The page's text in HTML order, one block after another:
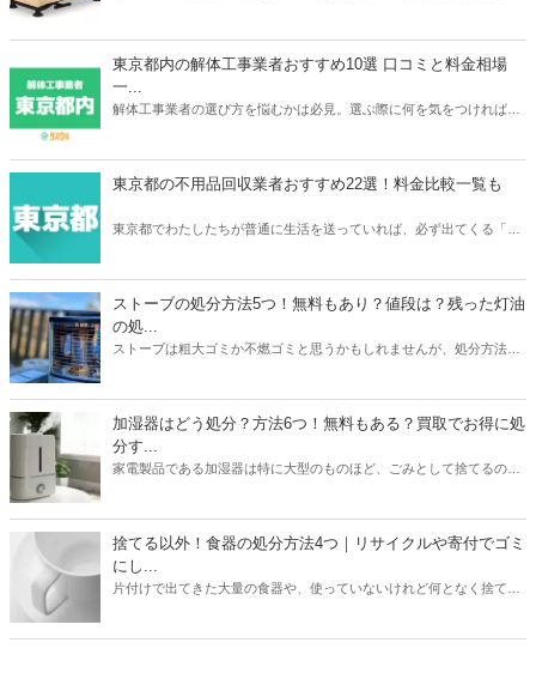
相場や、おすすめの買取業者3つを紹介。リサイクルショップでの査
らいで売れるのか？確認してみてください。
東京都内の解体工事業者おすすめ10選 口コミと料金相場
一...
解体工事業者の選び方を悩むかは必見。選ぶ際に何を気をつければ良
で、しっかりと慎重に選べるよう準備しましょう。
東京都の不用品回収業者おすすめ22選！料金比較一覧も
東京都でわたしたちが普通に生活を送っていれば、必ず出てくる「不
を選ぶことで、不用品を便利でお得に処分をすることができますよ。
ストーブの処分方法5つ！無料もあり？値段は？残った灯油
の処...
ストーブは粗大ゴミか不燃ゴミと思うかもしれませんが、処分方法は
ます。また灯油の残りの処分方法も解説。ストーブと同時に処分して
おくと忘れずにすみますよ。本記事を読んであなたの家のストーブの
メーカーや状態に合わせた最もお得な処分方法を見つけましょう。
加湿器はどう処分？方法6つ！無料もある？買取でお得に処
分す...
家電製品である加湿器は特に大型のものほど、ごみとして捨てるのは
のか？ヤマダ電機などの家電量販店で引き取りはあるのか？なども解
説しています。お持ちの加湿器のメーカーや状態に合わせて、最もお
得に加湿器を処分する方法を見つけましょう。
捨てる以外！食器の処分方法4つ｜リサイクルや寄付でゴミ
にし...
片付けで出てきた大量の食器や、使っていないけれど何となく捨てに